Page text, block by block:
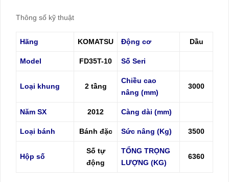
Thông số kỹ thuật
Hãng KOMATSU Động cơ Dầu
Model FD35T-10 Số Seri
Loại khung 2 tầng
Chiều cao
nâng (mm)
3000
Năm SX 2012 Càng dài (mm)
Loại bánh Bánh đặc Sức nâng (Kg) 3500
Hộp số
Số tự
động
TỔNG TRỌNG
LƯỢNG (KG)
6360